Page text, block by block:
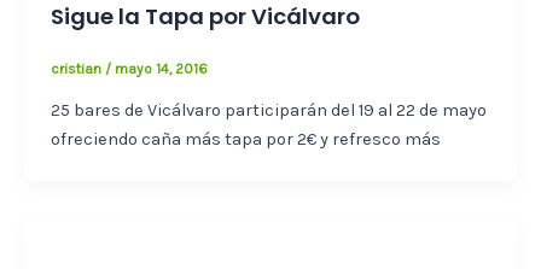
Sigue la Tapa por Vicálvaro
cristian / mayo 14, 2016
25 bares de Vicálvaro participarán del 19 al 22 de mayo
ofreciendo caña más tapa por 2€ y refresco más